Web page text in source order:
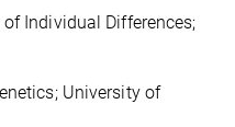
Individual Differences;
University of